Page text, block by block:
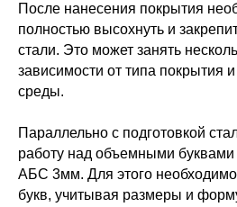
После нанесения покрытия
полностью высохнуть и
стали. Это может занять
зависимости от типа покрытия
среды.
Параллельно с подготовкой
работу над объемными буквами
АБС 3мм. Для этого необходимо
букв, учитывая размеры и